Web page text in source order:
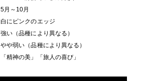
5月～10月
白にピンクのエッジ
強い（品種により異なる）
やや弱い（品種により異なる）
「精神の美」「旅人の喜び」